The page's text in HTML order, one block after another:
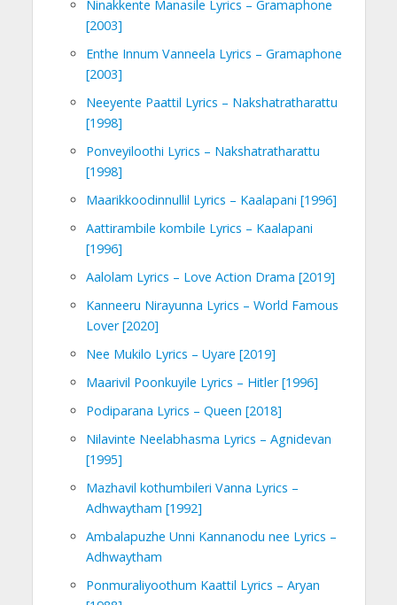
Ninakkente Manasile Lyrics – Gramaphone
[2003]
Enthe Innum Vanneela Lyrics – Gramaphone
[2003]
Neeyente Paattil Lyrics – Nakshatratharattu
[1998]
Ponveyiloothi Lyrics – Nakshatratharattu
[1998]
Maarikkoodinnullil Lyrics – Kaalapani [1996]
Aattirambile kombile Lyrics – Kaalapani
[1996]
Aalolam Lyrics – Love Action Drama [2019]
Kanneeru Nirayunna Lyrics – World Famous
Lover [2020]
Nee Mukilo Lyrics – Uyare [2019]
Maarivil Poonkuyile Lyrics – Hitler [1996]
Podiparana Lyrics – Queen [2018]
Nilavinte Neelabhasma Lyrics – Agnidevan
[1995]
Mazhavil kothumbileri Vanna Lyrics –
Adhwaytham [1992]
Ambalapuzhe Unni Kannanodu nee Lyrics –
Adhwaytham
Ponmuraliyoothum Kaattil Lyrics – Aryan